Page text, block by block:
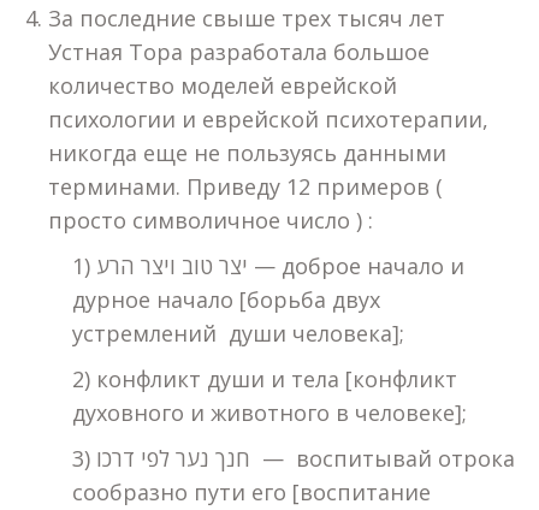
За последние свыше трех тысяч лет
Устная Тора разработала большое
количество моделей еврейской
психологии и еврейской психотерапии,
никогда еще не пользуясь данными
терминами. Приведу 12 примеров (
просто символичное число ) :
1) יצר טוב ויצר הרע — доброе начало и
дурное начало [борьба двух
устремлений души человека];
2) конфликт души и тела [конфликт
духовного и животного в человеке];
3) חנך נער לפי דרכו — воспитывай отрока
сообразно пути его [воспитание